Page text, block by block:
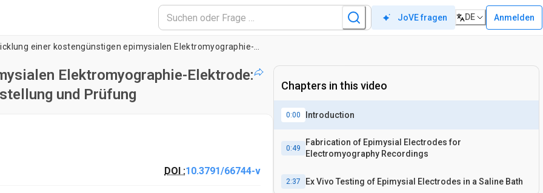
JoVE fragen DE Anmelden
Elektromyographie-Elektrode:
und Prüfung
DOI :10.3791/66744-v
Chapters in this video
0:00 Introduction
0:49
Fabrication of Epimysial Electrodes for
Electromyography Recordings
2:37 Ex Vivo Testing of Epimysial Electrodes in a Saline Bath